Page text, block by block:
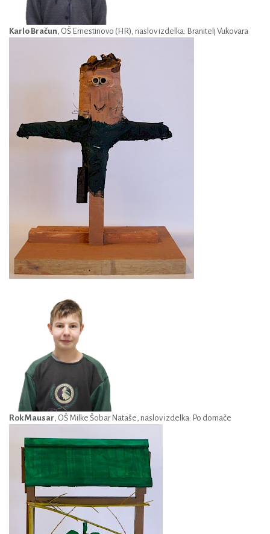
Karlo Bračun, OŠ Ernestinovo (HR), naslov izdelka: Branitelj Vukovara
Rok Mausar, OŠ Milke Šobar Nataše, naslov izdelka: Po domače